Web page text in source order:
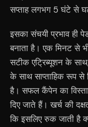
सप्ताह लगभग 5 घंटे से
इसका संचयी प्रभाव ही
बनाता है। एक मिनट से
सटीक एट्रिब्यूशन के
के साथ साप्ताहिक रूप से
है। सफल कैंपेन का
दिए जाते हैं। खर्च की
कि इसलिए रुक जाती है